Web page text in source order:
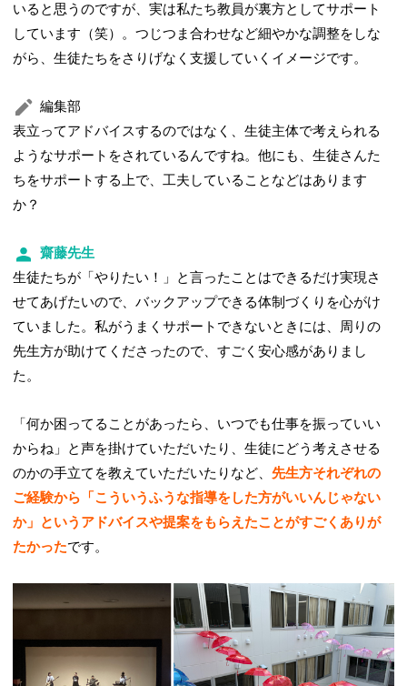
いると思うのですが、実は私たち教員が裏方としてサポート
しています（笑）。つじつま合わせなど細やかな調整をしな
がら、生徒たちをさりげなく支援していくイメージです。
編集部
表立ってアドバイスするのではなく、生徒主体で考えられる
ようなサポートをされているんですね。他にも、生徒さんた
ちをサポートする上で、工夫していることなどはあります
か？
齋藤先生
生徒たちが「やりたい！」と言ったことはできるだけ実現さ
せてあげたいので、バックアップできる体制づくりを心がけ
ていました。私がうまくサポートできないときには、周りの
先生方が助けてくださったので、すごく安心感がありまし
た。
「何か困ってることがあったら、いつでも仕事を振っていい
からね」と声を掛けていただいたり、生徒にどう考えさせる
のかの手立てを教えていただいたりなど、先生方それぞれの
ご経験から「こういうふうな指導をした方がいいんじゃない
か」というアドバイスや提案をもらえたことがすごくありが
たかったです。